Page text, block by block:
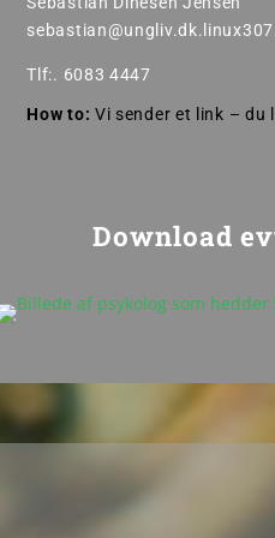
Tlf:. 6083 4447
How to: Vi sender et link – du
Download